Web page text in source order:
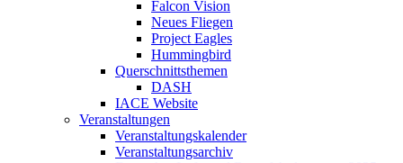
Falcon Vision
Neues Fliegen
Project Eagles
Hummingbird
Querschnittsthemen
DASH
IACE Website
Veranstaltungen
Veranstaltungskalender
Veranstaltungsarchiv